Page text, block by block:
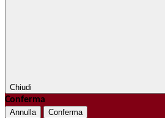
Chiudi
Conferma
Annulla Conferma